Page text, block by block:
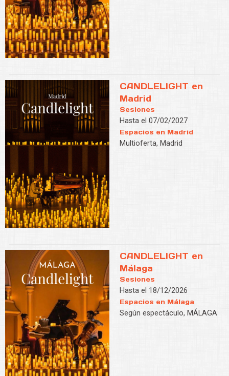
CANDLELIGHT en
Madrid
Sesiones
Hasta el 07/02/2027
Espacios en Madrid
Multioferta, Madrid
CANDLELIGHT en
Málaga
Sesiones
Hasta el 18/12/2026
Espacios en Málaga
Según espectáculo, MÁLAGA